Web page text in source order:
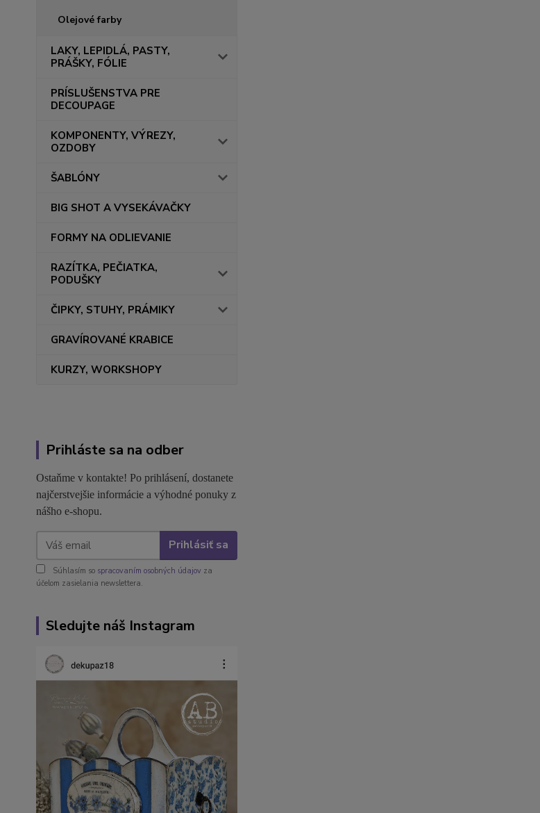
Olejové farby
LAKY, LEPIDLÁ, PASTY,
PRÁŠKY, FÓLIE
PRÍSLUŠENSTVA PRE
DECOUPAGE
KOMPONENTY, VÝREZY,
OZDOBY
ŠABLÓNY
BIG SHOT A VYSEKÁVAČKY
FORMY NA ODLIEVANIE
RAZÍTKA, PEČIATKA,
PODUŠKY
ČIPKY, STUHY, PRÁMIKY
GRAVÍROVANÉ KRABICE
KURZY, WORKSHOPY
Prihláste sa na odber
Ostaňme v kontakte! Po prihlásení, dostanete
najčerstvejšie informácie a výhodné ponuky z
nášho e-shopu.
Prihlásiť sa
Súhlasím so spracovaním osobných údajov za
účelom zasielania newslettera.
Sledujte náš Instagram